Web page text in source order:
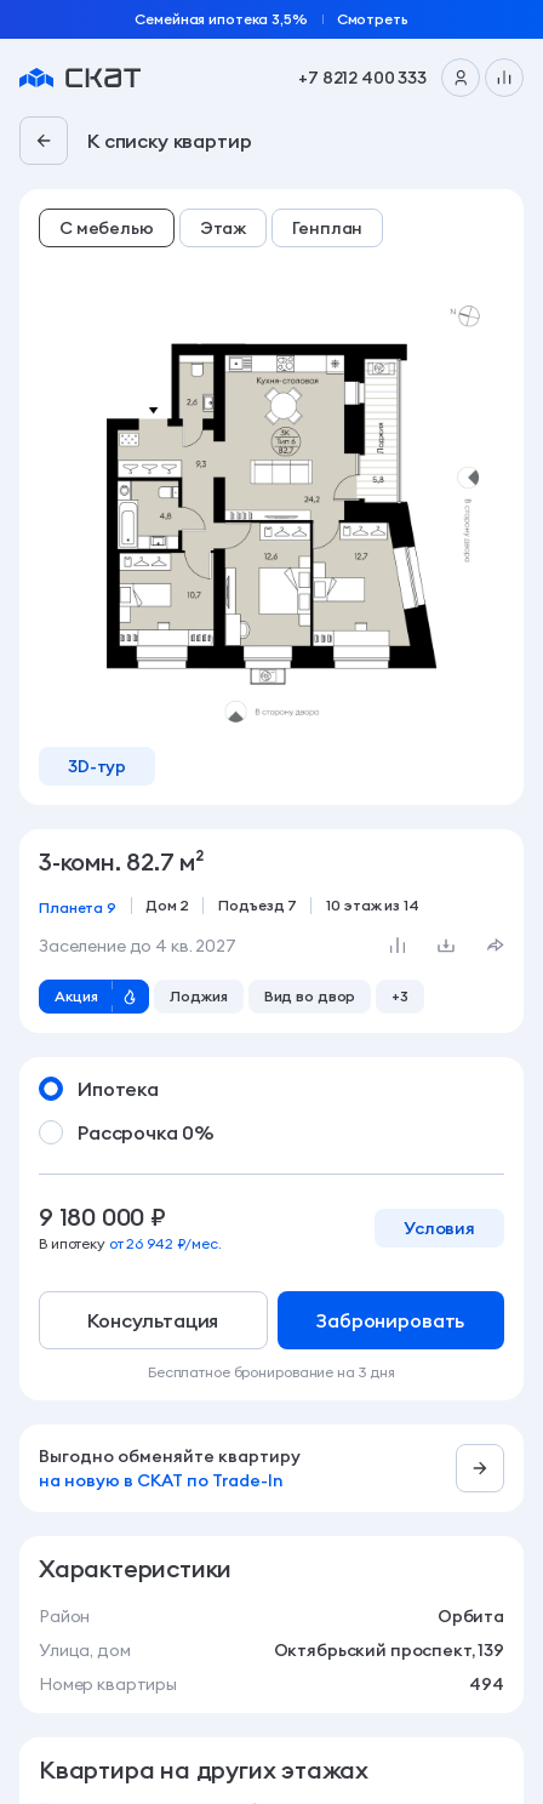
Семейная ипотека 3,5% Смотреть
+7 8212 400 333
3-комн. 82.7 м² | «Планета 9» | 7 подъезд, 10 этаж
К списку квартир
3D-тур
С мебелью Этаж Генплан
Планета 9 Дом 2 Подъезд 7 10 этаж из 14
Заселение до 4 кв. 2027
3-комн. 82.7 м²
Акция Лоджия Вид во двор +3
Ипотека
Рассрочка 0%
9 180 000 ₽
В ипотеку от 26 942 ₽/мес.
Условия
Консультация Забронировать
Бесплатное бронирование на 3 дня
Выгодно обменяйте квартиру
на новую в СКАТ по Trade-In
Характеристики
Район
Орбита
Улица, дом
Октябрьский проспект, 139
Номер квартиры
494
Квартира на других этажах